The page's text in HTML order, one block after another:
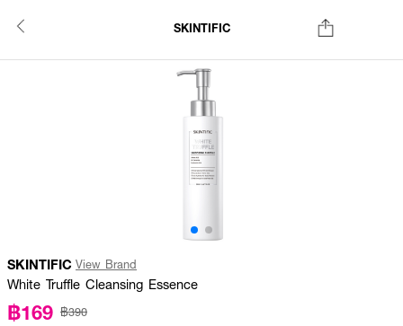
SKINTIFIC
SKINTIFIC View Brand
White Truffle Cleansing Essence
฿169 ฿390